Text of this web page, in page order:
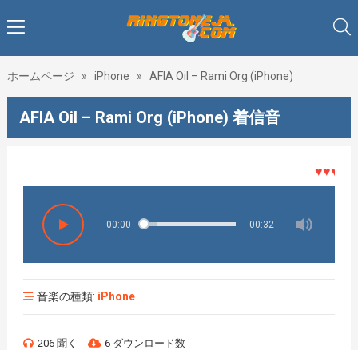
ホームページ » iPhone » AFIA Oil – Rami Org (iPhone)
AFIA Oil – Rami Org (iPhone) 着信音
♥♥♥着メ
00:00 00:32
音楽の種類: iPhone
206 聞く 6 ダウンロード数